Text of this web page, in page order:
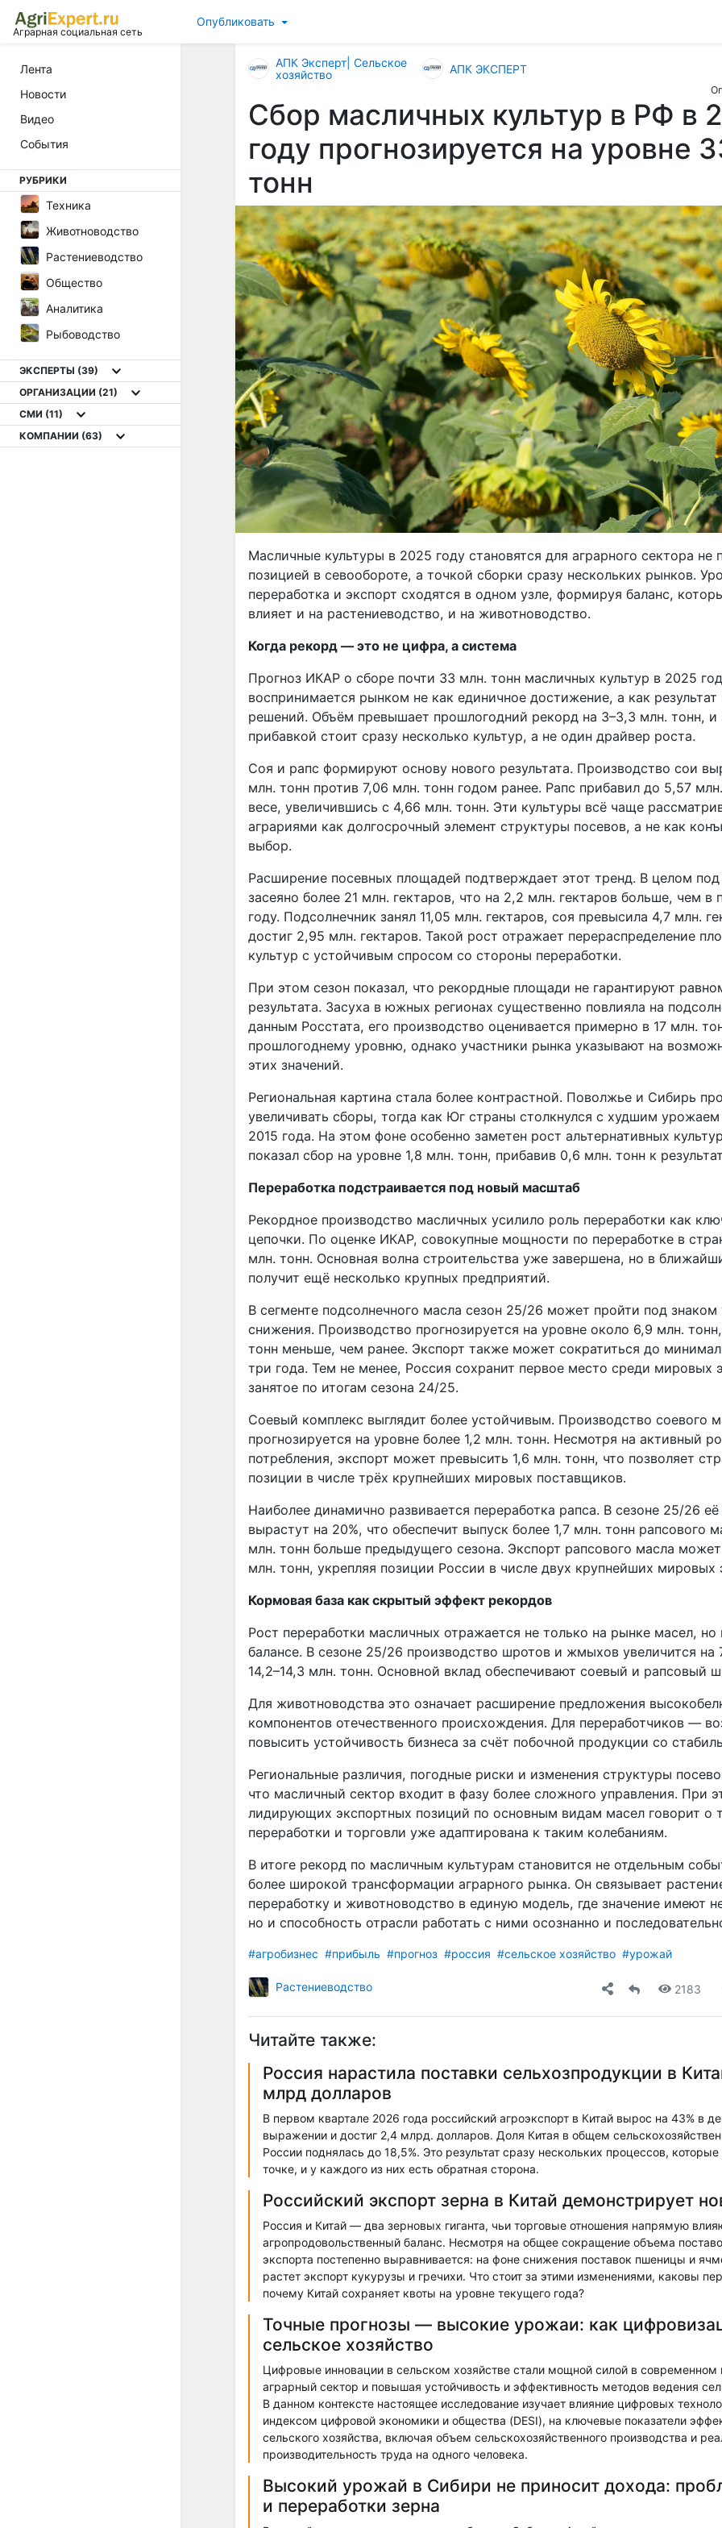
Аграрная социальная сеть
Опубликовать
Лента
Новости
Видео
События
РУБРИКИ
Техника
Животноводство
Растениеводство
Общество
Аналитика
Рыбоводство
ЭКСПЕРТЫ (39)
ОРГАНИЗАЦИИ (21)
СМИ (11)
КОМПАНИИ (63)
АПК Эксперт| Сельское
хозяйство
АПК ЭКСПЕРТ
Сбор масличных культур в РФ в
году прогнозируется на уровне
тонн
Масличные культуры в 2025 году становятся для аграрного сектора не
позицией в севообороте, а точкой сборки сразу нескольких рынков.
переработка и экспорт сходятся в одном узле, формируя баланс,
влияет и на растениеводство, и на животноводство.
Когда рекорд — это не цифра, а система
Прогноз ИКАР о сборе почти 33 млн. тонн масличных культур в 2025
воспринимается рынком не как единичное достижение, а как результат
решений. Объём превышает прошлогодний рекорд на 3–3,3 млн. тонн, и
прибавкой стоит сразу несколько культур, а не один драйвер роста.
Соя и рапс формируют основу нового результата. Производство сои
млн. тонн против 7,06 млн. тонн годом ранее. Рапс прибавил до 5,57
весе, увеличившись с 4,66 млн. тонн. Эти культуры всё чаще
аграриями как долгосрочный элемент структуры посевов, а не как
выбор.
Расширение посевных площадей подтверждает этот тренд. В целом
засеяно более 21 млн. гектаров, что на 2,2 млн. гектаров больше, чем
году. Подсолнечник занял 11,05 млн. гектаров, соя превысила 4,7 млн.
достиг 2,95 млн. гектаров. Такой рост отражает перераспределение
культур с устойчивым спросом со стороны переработки.
При этом сезон показал, что рекордные площади не гарантируют
результата. Засуха в южных регионах существенно повлияла на
данным Росстата, его производство оценивается примерно в 17 млн.
прошлогоднему уровню, однако участники рынка указывают на
этих значений.
Региональная картина стала более контрастной. Поволжье и Сибирь
увеличивать сборы, тогда как Юг страны столкнулся с худшим урожаем
2015 года. На этом фоне особенно заметен рост альтернативных
показал сбор на уровне 1,8 млн. тонн, прибавив 0,6 млн. тонн к
Переработка подстраивается под новый масштаб
Рекордное производство масличных усилило роль переработки как
цепочки. По оценке ИКАР, совокупные мощности по переработке в
млн. тонн. Основная волна строительства уже завершена, но в
получит ещё несколько крупных предприятий.
В сегменте подсолнечного масла сезон 25/26 может пройти под знаком
снижения. Производство прогнозируется на уровне около 6,9 млн.
тонн меньше, чем ранее. Экспорт также может сократиться до
три года. Тем не менее, Россия сохранит первое место среди мировых
занятое по итогам сезона 24/25.
Соевый комплекс выглядит более устойчивым. Производство соевого
прогнозируется на уровне более 1,2 млн. тонн. Несмотря на активный
потребления, экспорт может превысить 1,6 млн. тонн, что позволяет
позиции в числе трёх крупнейших мировых поставщиков.
Наиболее динамично развивается переработка рапса. В сезоне 25/26
вырастут на 20%, что обеспечит выпуск более 1,7 млн. тонн рапсового
млн. тонн больше предыдущего сезона. Экспорт рапсового масла
млн. тонн, укрепляя позиции России в числе двух крупнейших мировых
Кормовая база как скрытый эффект рекордов
Рост переработки масличных отражается не только на рынке масел,
балансе. В сезоне 25/26 производство шротов и жмыхов увеличится на
14,2–14,3 млн. тонн. Основной вклад обеспечивают соевый и рапсовый
Для животноводства это означает расширение предложения
компонентов отечественного происхождения. Для переработчиков —
повысить устойчивость бизнеса за счёт побочной продукции со
Региональные различия, погодные риски и изменения структуры
что масличный сектор входит в фазу более сложного управления. При
лидирующих экспортных позиций по основным видам масел говорит о
переработки и торговли уже адаптирована к таким колебаниям.
В итоге рекорд по масличным культурам становится не отдельным
более широкой трансформации аграрного рынка. Он связывает
переработку и животноводство в единую модель, где значение имеют
но и способность отрасли работать с ними осознанно и
#агробизнес #прибыль #прогноз #россия #сельское хозяйство #урожай
Растениеводство 2183
Читайте также:
Россия нарастила поставки сельхозпродукции в
млрд долларов
В первом квартале 2026 года российский агроэкспорт в Китай вырос на 43% в
выражении и достиг 2,4 млрд. долларов. Доля Китая в общем
России поднялась до 18,5%. Это результат сразу нескольких процессов,
точке, и у каждого из них есть обратная сторона.
Российский экспорт зерна в Китай демонстрирует
Россия и Китай — два зерновых гиганта, чьи торговые отношения напрямую
агропродовольственный баланс. Несмотря на общее сокращение объема
экспорта постепенно выравнивается: на фоне снижения поставок пшеницы и
растет экспорт кукурузы и гречихи. Что стоит за этими изменениями, каковы
почему Китай сохраняет квоты на уровне текущего года?
Точные прогнозы — высокие урожаи: как
сельское хозяйство
Цифровые инновации в сельском хозяйстве стали мощной силой в современном
аграрный сектор и повышая устойчивость и эффективность методов ведения
В данном контексте настоящее исследование изучает влияние цифровых
индексом цифровой экономики и общества (DESI), на ключевые показатели
сельского хозяйства, включая объем сельскохозяйственного производства и
производительность труда на одного человека.
Высокий урожай в Сибири не приносит дохода:
и переработки зерна